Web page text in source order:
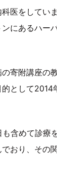
医をしてい
にあるハー
寄附講座の
として
含めて診療
おり、その